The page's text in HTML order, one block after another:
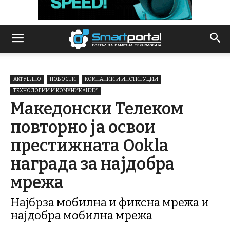
АКТУЕЛНО НОВОСТИ
КОМПАНИИ И ИНСТИТУЦИИ
ТЕХНОЛОГИИ И КОМУНИКАЦИИ
Македонски Телеком
повторно ја освои
престижната Ookla
награда за најдобра
мрежа
Најбрза мобилна и фиксна мрежа и
најдобра мобилна мрежа